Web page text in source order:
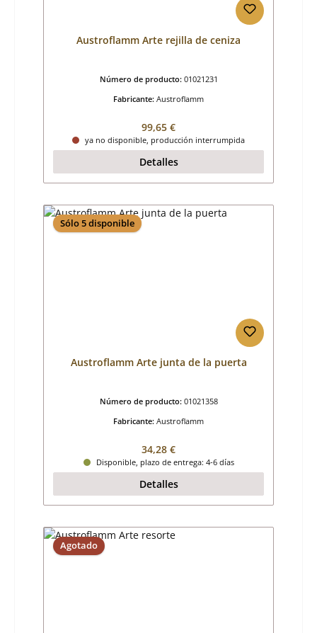
Austroflamm Arte rejilla de ceniza
Número de producto: 01021231
Fabricante: Austroflamm
Precio normal:
99,65 €
ya no disponible, producción interrumpida
Detalles
Sólo 5 disponible
Austroflamm Arte junta de la puerta
Número de producto: 01021358
Fabricante: Austroflamm
Precio normal:
34,28 €
Disponible, plazo de entrega: 4-6 días
Detalles
Agotado